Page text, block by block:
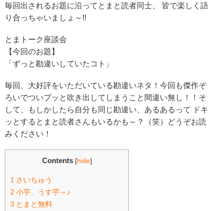
毎回出されるお題に沿ってとまと読者同士、 皆で楽しく語
り合っちゃいましょ～!!
とまトーク座談会
【今回のお題】
「ずっと勘違いしていたコト」
毎回、大好評をいただいている勘違いネタ！今回も傑作ぞ
ろいでついプッと吹き出してしまうこと間違い無し！！そ
して、もしかしたら自分も同じ勘違い、あるあるって ドキ
ッとするとまと読者さんもいるかも～？（笑）どうぞお読
みください！
Contents [hide]
1 さいちゅう
2 小芋、うす芋～♪
3 とまと無料